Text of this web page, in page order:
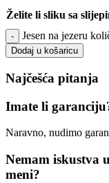
Želite li sliku sa
Jesen na jezeru
Dodaj u košaricu
Najčešća pitanja
Imate li
Naravno, nudimo
Nemam iskustva
meni?